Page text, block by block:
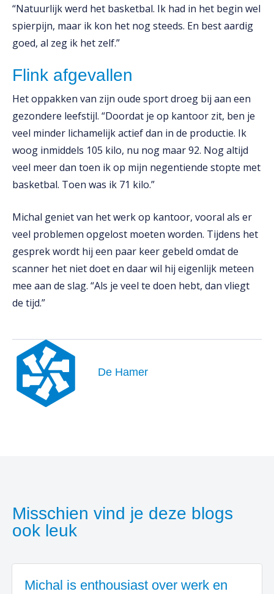
“Natuurlijk werd het basketbal. Ik had in het begin wel
spierpijn, maar ik kon het nog steeds. En best aardig
goed, al zeg ik het zelf.”
Flink afgevallen
Het oppakken van zijn oude sport droeg bij aan een
gezondere leefstijl. “Doordat je op kantoor zit, ben je
veel minder lichamelijk actief dan in de productie. Ik
woog inmiddels 105 kilo, nu nog maar 92. Nog altijd
veel meer dan toen ik op mijn negentiende stopte met
basketbal. Toen was ik 71 kilo.”
Michal geniet van het werk op kantoor, vooral als er
veel problemen opgelost moeten worden. Tijdens het
gesprek wordt hij een paar keer gebeld omdat de
scanner het niet doet en daar wil hij eigenlijk meteen
mee aan de slag. “Als je veel te doen hebt, dan vliegt
de tijd.”
De Hamer
Misschien vind je deze blogs
ook leuk
Michal is enthousiast over werk en